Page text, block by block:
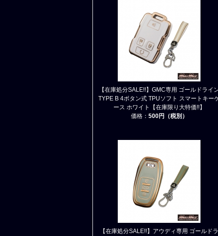
【在庫処分SALE!!】GMC専用 ゴールドライ
TYPE B 4ボタン式 TPUソフト スマートキー
ース ホワイト【在庫限り大特価!!】
価格： 500円（税別）
【在庫処分SALE!!】アウディ専用 ゴールドラ